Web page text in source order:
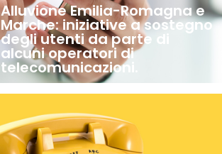
Alluvione Emilia-Romagna e
Marche: iniziative a sostegno
degli utenti da parte di
alcuni operatori di
telecomunicazioni.